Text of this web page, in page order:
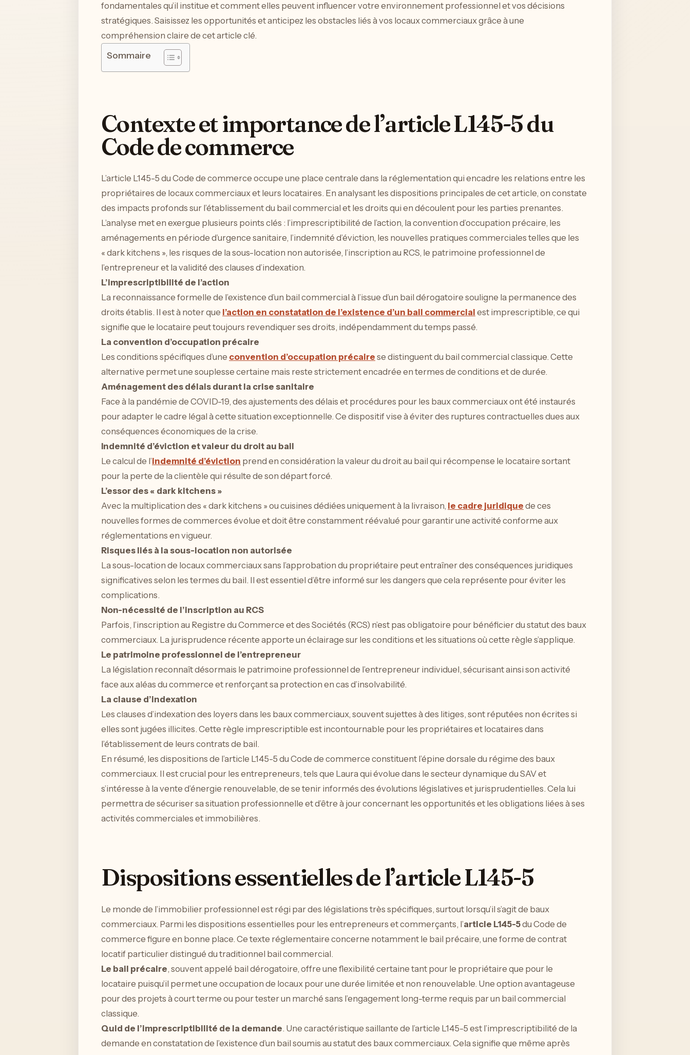
fondamentales qu’il institue et comment elles peuvent influencer votre environnement professionnel et vos décisions
stratégiques. Saisissez les opportunités et anticipez les obstacles liés à vos locaux commerciaux grâce à une
compréhension claire de cet article clé.
Sommaire
Contexte et importance de l’article L145-5 du
Code de commerce
L’article L145-5 du Code de commerce occupe une place centrale dans la réglementation qui encadre les relations entre les
propriétaires de locaux commerciaux et leurs locataires. En analysant les dispositions principales de cet article, on constate
des impacts profonds sur l’établissement du bail commercial et les droits qui en découlent pour les parties prenantes.
L’analyse met en exergue plusieurs points clés : l’imprescriptibilité de l’action, la convention d’occupation précaire, les
aménagements en période d’urgence sanitaire, l’indemnité d’éviction, les nouvelles pratiques commerciales telles que les
« dark kitchens », les risques de la sous-location non autorisée, l’inscription au RCS, le patrimoine professionnel de
l’entrepreneur et la validité des clauses d’indexation.
L’imprescriptibilité de l’action
La reconnaissance formelle de l’existence d’un bail commercial à l’issue d’un bail dérogatoire souligne la permanence des
droits établis. Il est à noter que l’action en constatation de l’existence d’un bail commercial est imprescriptible, ce qui
signifie que le locataire peut toujours revendiquer ses droits, indépendamment du temps passé.
La convention d’occupation précaire
Les conditions spécifiques d’une convention d’occupation précaire se distinguent du bail commercial classique. Cette
alternative permet une souplesse certaine mais reste strictement encadrée en termes de conditions et de durée.
Aménagement des délais durant la crise sanitaire
Face à la pandémie de COVID-19, des ajustements des délais et procédures pour les baux commerciaux ont été instaurés
pour adapter le cadre légal à cette situation exceptionnelle. Ce dispositif vise à éviter des ruptures contractuelles dues aux
conséquences économiques de la crise.
Indemnité d’éviction et valeur du droit au bail
Le calcul de l’indemnité d’éviction prend en considération la valeur du droit au bail qui récompense le locataire sortant
pour la perte de la clientèle qui résulte de son départ forcé.
L’essor des « dark kitchens »
Avec la multiplication des « dark kitchens » ou cuisines dédiées uniquement à la livraison, le cadre juridique de ces
nouvelles formes de commerces évolue et doit être constamment réévalué pour garantir une activité conforme aux
réglementations en vigueur.
Risques liés à la sous-location non autorisée
La sous-location de locaux commerciaux sans l’approbation du propriétaire peut entraîner des conséquences juridiques
significatives selon les termes du bail. Il est essentiel d’être informé sur les dangers que cela représente pour éviter les
complications.
Non-nécessité de l’inscription au RCS
Parfois, l’inscription au Registre du Commerce et des Sociétés (RCS) n’est pas obligatoire pour bénéficier du statut des baux
commerciaux. La jurisprudence récente apporte un éclairage sur les conditions et les situations où cette règle s’applique.
Le patrimoine professionnel de l’entrepreneur
La législation reconnaît désormais le patrimoine professionnel de l’entrepreneur individuel, sécurisant ainsi son activité
face aux aléas du commerce et renforçant sa protection en cas d’insolvabilité.
La clause d’indexation
Les clauses d’indexation des loyers dans les baux commerciaux, souvent sujettes à des litiges, sont réputées non écrites si
elles sont jugées illicites. Cette règle imprescriptible est incontournable pour les propriétaires et locataires dans
l’établissement de leurs contrats de bail.
En résumé, les dispositions de l’article L145-5 du Code de commerce constituent l’épine dorsale du régime des baux
commerciaux. Il est crucial pour les entrepreneurs, tels que Laura qui évolue dans le secteur dynamique du SAV et
s’intéresse à la vente d’énergie renouvelable, de se tenir informés des évolutions législatives et jurisprudentielles. Cela lui
permettra de sécuriser sa situation professionnelle et d’être à jour concernant les opportunités et les obligations liées à ses
activités commerciales et immobilières.
Dispositions essentielles de l’article L145-5
Le monde de l’immobilier professionnel est régi par des législations très spécifiques, surtout lorsqu’il s’agit de baux
commerciaux. Parmi les dispositions essentielles pour les entrepreneurs et commerçants, l’article L145-5du Code de
commerce figure en bonne place. Ce texte réglementaire concerne notamment le bail précaire, une forme de contrat
locatif particulier distingué du traditionnel bail commercial.
Le bail précaire, souvent appelé bail dérogatoire, offre une flexibilité certaine tant pour le propriétaire que pour le
locataire puisqu’il permet une occupation de locaux pour une durée limitée et non renouvelable. Une option avantageuse
pour des projets à court terme ou pour tester un marché sans l’engagement long-terme requis par un bail commercial
classique.
Quid de l’imprescriptibilité de la demande. Une caractéristique saillante de l’article L145-5 est l’imprescriptibilité de la
demande en constatation de l’existence d’un bail soumis au statut des baux commerciaux. Cela signifie que même après